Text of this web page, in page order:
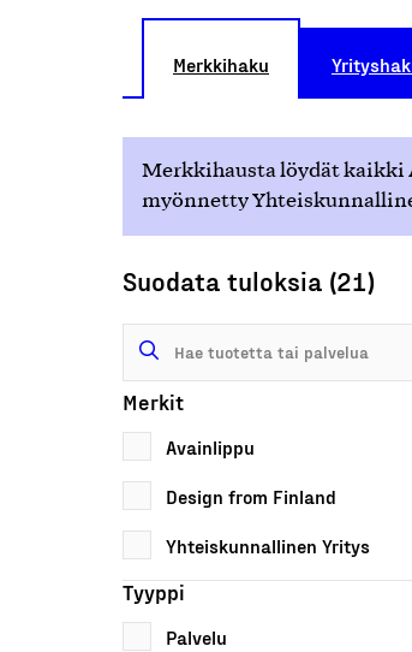
Merkkihaku
Merkkihausta löydät kaikki
myönnetty
Suodata tuloksia (21)
Merkit
Avainlippu
Design from Finland
Yhteiskunnallinen Yritys
Tyyppi
Palvelu